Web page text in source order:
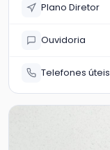
Plano Diretor
Ouvidoria
Telefones úteis